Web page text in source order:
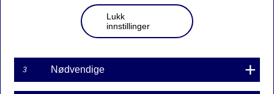
Lukk
innstillinger
3 Nødvendige